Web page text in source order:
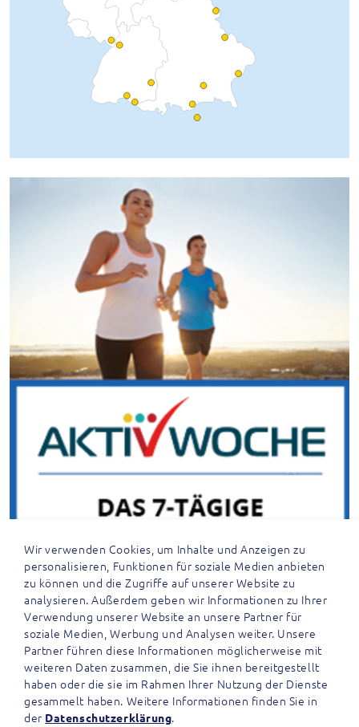
Wir verwenden Cookies, um Inhalte und Anzeigen zu
personalisieren, Funktionen für soziale Medien anbieten
zu können und die Zugriffe auf unserer Website zu
analysieren. Außerdem geben wir Informationen zu Ihrer
Verwendung unserer Website an unsere Partner für
soziale Medien, Werbung und Analysen weiter. Unsere
Partner führen diese Informationen möglicherweise mit
weiteren Daten zusammen, die Sie ihnen bereitgestellt
haben oder die sie im Rahmen Ihrer Nutzung der Dienste
gesammelt haben. Weitere Informationen finden Sie in
der Datenschutzerklärung.